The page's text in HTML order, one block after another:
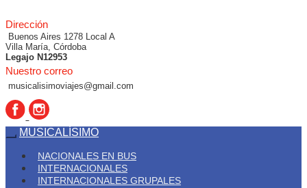
Dirección
Buenos Aires 1278 Local A
Villa María, Córdoba
Legajo N12953
Nuestro correo
musicalisimoviajes@gmail.com
MUSICALÍSIMO
NACIONALES EN BUS
INTERNACIONALES
INTERNACIONALES GRUPALES